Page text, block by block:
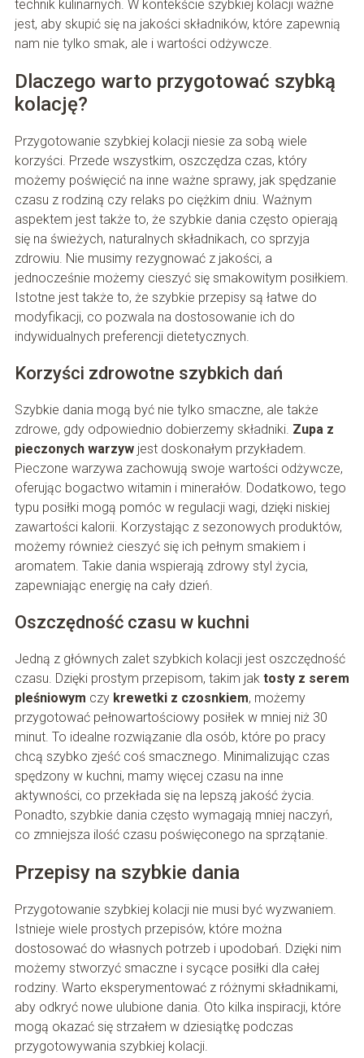
technik kulinarnych. W kontekście szybkiej kolacji ważne
jest, aby skupić się na jakości składników, które zapewnią
nam nie tylko smak, ale i wartości odżywcze.
Dlaczego warto przygotować szybką
kolację?
Przygotowanie szybkiej kolacji niesie za sobą wiele
korzyści. Przede wszystkim, oszczędza czas, który
możemy poświęcić na inne ważne sprawy, jak spędzanie
czasu z rodziną czy relaks po ciężkim dniu. Ważnym
aspektem jest także to, że szybkie dania często opierają
się na świeżych, naturalnych składnikach, co sprzyja
zdrowiu. Nie musimy rezygnować z jakości, a
jednocześnie możemy cieszyć się smakowitym posiłkiem.
Istotne jest także to, że szybkie przepisy są łatwe do
modyfikacji, co pozwala na dostosowanie ich do
indywidualnych preferencji dietetycznych.
Korzyści zdrowotne szybkich dań
Szybkie dania mogą być nie tylko smaczne, ale także
zdrowe, gdy odpowiednio dobierzemy składniki. Zupa z
pieczonych warzywjest doskonałym przykładem.
Pieczone warzywa zachowują swoje wartości odżywcze,
oferując bogactwo witamin i minerałów. Dodatkowo, tego
typu posiłki mogą pomóc w regulacji wagi, dzięki niskiej
zawartości kalorii. Korzystając z sezonowych produktów,
możemy również cieszyć się ich pełnym smakiem i
aromatem. Takie dania wspierają zdrowy styl życia,
zapewniając energię na cały dzień.
Oszczędność czasu w kuchni
Jedną z głównych zalet szybkich kolacji jest oszczędność
czasu. Dzięki prostym przepisom, takim jak tosty z serem
pleśniowym czy krewetki z czosnkiem, możemy
przygotować pełnowartościowy posiłek w mniej niż 30
minut. To idealne rozwiązanie dla osób, które po pracy
chcą szybko zjeść coś smacznego. Minimalizując czas
spędzony w kuchni, mamy więcej czasu na inne
aktywności, co przekłada się na lepszą jakość życia.
Ponadto, szybkie dania często wymagają mniej naczyń,
co zmniejsza ilość czasu poświęconego na sprzątanie.
Przepisy na szybkie dania
Przygotowanie szybkiej kolacji nie musi być wyzwaniem.
Istnieje wiele prostych przepisów, które można
dostosować do własnych potrzeb i upodobań. Dzięki nim
możemy stworzyć smaczne i sycące posiłki dla całej
rodziny. Warto eksperymentować z różnymi składnikami,
aby odkryć nowe ulubione dania. Oto kilka inspiracji, które
mogą okazać się strzałem w dziesiątkę podczas
przygotowywania szybkiej kolacji.